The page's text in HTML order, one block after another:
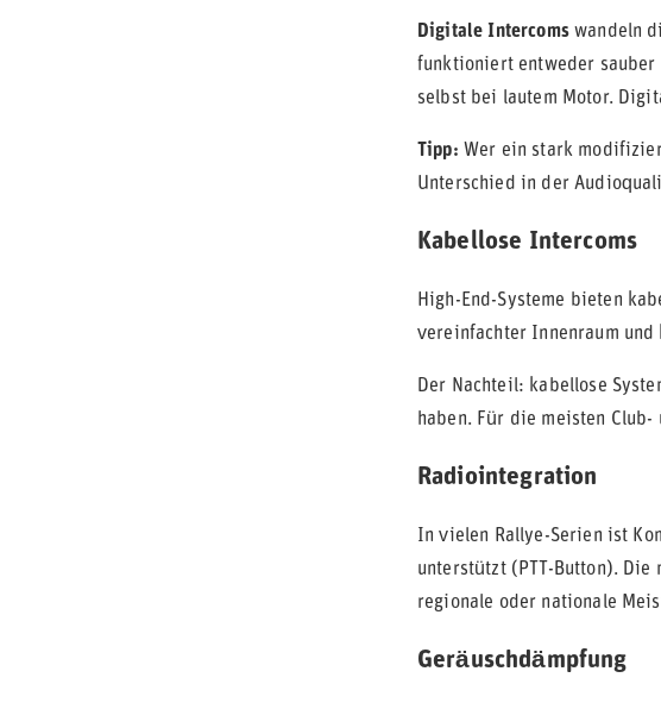
Digitale Intercomswandeln
funktioniert entweder sauber
selbst bei lautem Motor.
Tipp: Wer ein stark
Unterschied in der
Kabellose Intercoms
High-End-Systeme bieten
vereinfachter Innenraum und
Der Nachteil: kabellose
haben. Für die meisten
Radiointegration
In vielen Rallye-Serien ist
unterstützt (PTT-Button).
regionale oder nationale
Geräuschdämpfung